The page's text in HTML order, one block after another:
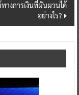
างการเงินที่ผันผวนได้
อย่างไร?